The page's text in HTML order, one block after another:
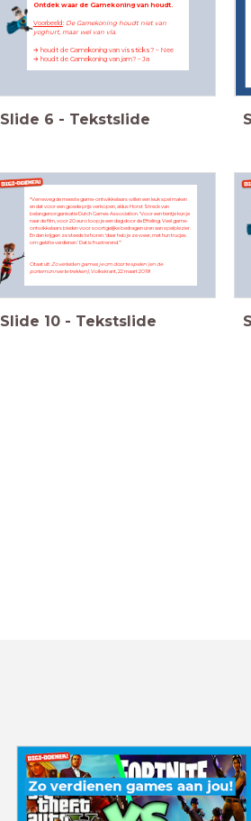
Ontdek waar de Gamekoning van houdt.
Voorbeeld: De Gamekoning houdt niet van
yoghurt, maar wel van vla.
🡪 houdt de Gamekoning van vissticks? – Nee
🡪 houdt de Gamekoning van jam? – Ja
Slide 6 - Tekstslide
“Verreweg de meeste game-ontwikkelaars willen een leuk spel maken
en dat voor een goede prijs verkopen, aldus Horst Streck van
belangenorganisatie Dutch Games Association. ‘Voor een tientje kun je
naar de film, voor 20 euro loop je een dag door de Efteling. Veel game-
ontwikkelaars bieden voor soortgelijke bedragen úren aan spelplezier.
En dan krijgen ze steeds te horen: ‘daar heb je ze weer, met hun trucjes
om geld te verdienen.’ Dat is frustrerend.’”
Citaat uit: Zo verleiden games je om door te spelen (en de
portemonnee te trekken), Volkskrant, 22 maart 2019
Slide 10 - Tekstslide